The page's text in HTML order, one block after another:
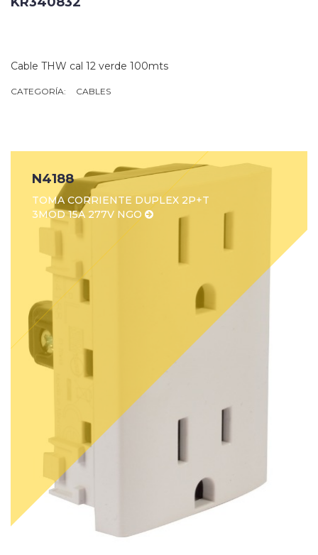
Cable THW cal 12 verde 100mts
CATEGORÍA: CABLES
N4188
TOMA CORRIENTE DUPLEX 2P+T
3MOD 15A 277V NGO